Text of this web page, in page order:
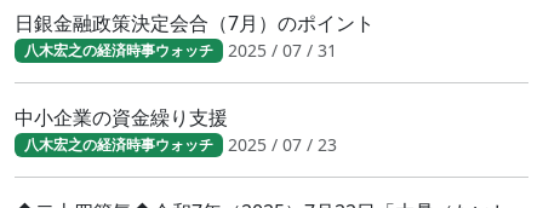
日銀金融政策決定会合（7月）のポイント
八木宏之の経済時事ウォッチ 2025 / 07 / 31
中小企業の資金繰り支援
八木宏之の経済時事ウォッチ 2025 / 07 / 23